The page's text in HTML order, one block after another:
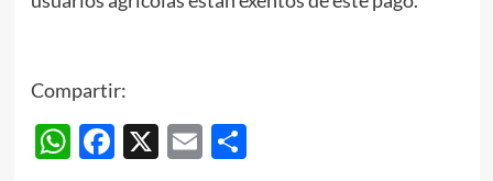
Compartir:
WhatsApp
Facebook
X EmailCompartir